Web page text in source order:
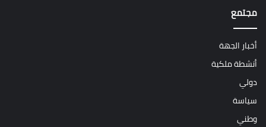
مجتمع
أخبار الجهة
أنشطة ملكية
دولي
سياسة
وطني